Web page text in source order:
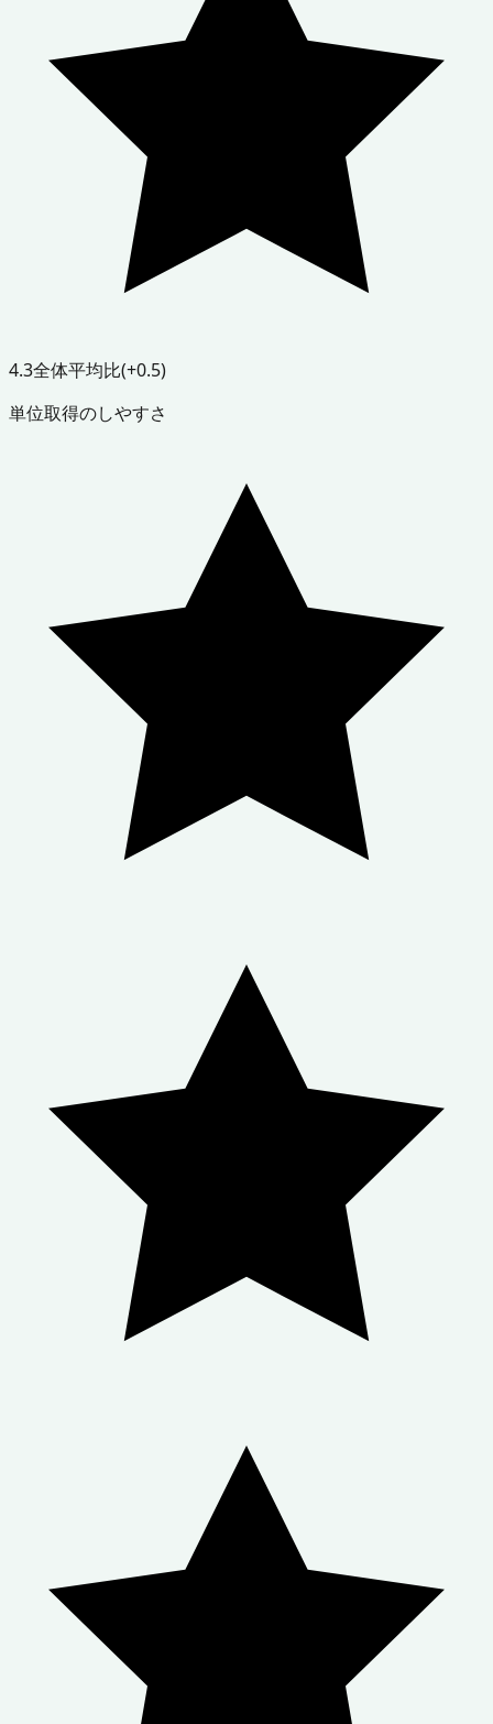
4.3全体平均比(+0.5)
単位取得のしやすさ